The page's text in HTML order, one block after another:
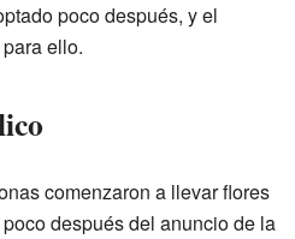
poco después, y el
ello.
comenzaron a llevar flores
después del anuncio de la